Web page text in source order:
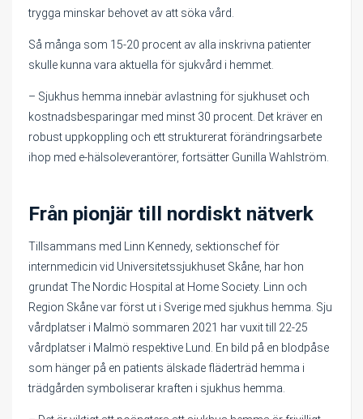
trygga minskar behovet av att söka vård.
Så många som 15-20 procent av alla inskrivna patienter
skulle kunna vara aktuella för sjukvård i hemmet.
– Sjukhus hemma innebär avlastning för sjukhuset och
kostnadsbesparingar med minst 30 procent. Det kräver en
robust uppkoppling och ett strukturerat förändringsarbete
ihop med e-hälsoleverantörer, fortsätter Gunilla Wahlström.
Från pionjär till nordiskt nätverk
Tillsammans med Linn Kennedy, sektionschef för
internmedicin vid Universitetssjukhuset Skåne, har hon
grundat The Nordic Hospital at Home Society. Linn och
Region Skåne var först ut i Sverige med sjukhus hemma. Sju
vårdplatser i Malmö sommaren 2021 har vuxit till 22-25
vårdplatser i Malmö respektive Lund. En bild på en blodpåse
som hänger på en patients älskade fläderträd hemma i
trädgården symboliserar kraften i sjukhus hemma.